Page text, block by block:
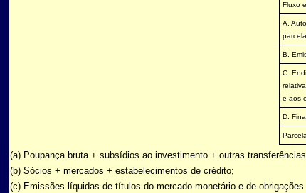
Fluxo
A.
B.
C.
e aos
D.
(a) Poupança bruta + subsídios ao investimento + outras
(b) Sócios + mercados + estabelecimentos de crédito;
(c) Emissões líquidas de títulos do mercado monetário e de obrigações.